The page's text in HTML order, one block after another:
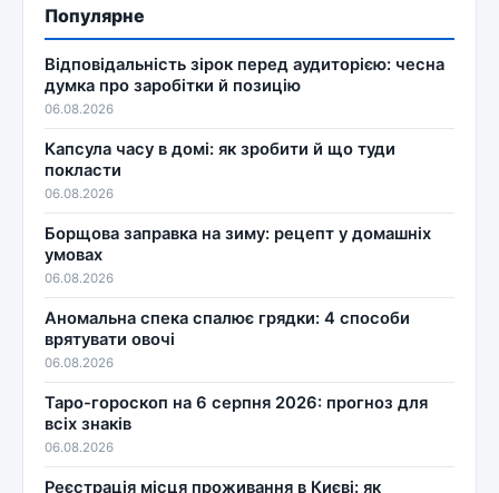
Популярне
Відповідальність зірок перед аудиторією: чесна
думка про заробітки й позицію
06.08.2026
Капсула часу в домі: як зробити й що туди
покласти
06.08.2026
Борщова заправка на зиму: рецепт у домашніх
умовах
06.08.2026
Аномальна спека спалює грядки: 4 способи
врятувати овочі
06.08.2026
Таро-гороскоп на 6 серпня 2026: прогноз для
всіх знаків
06.08.2026
Реєстрація місця проживання в Києві: як